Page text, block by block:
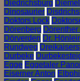
Diedrichsburg
Dinosaurier
Doktors Lock
Dörenberg
Dörverden Dr.
Rundweg
Durbeke
Egge Eggetaler
Eiserner Anton